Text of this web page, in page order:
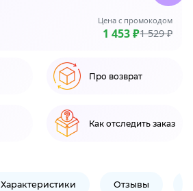
Цена с промокодом
1 453 ₽1 529 ₽
Про возврат
Как отследить заказ
Характеристики Отзывы